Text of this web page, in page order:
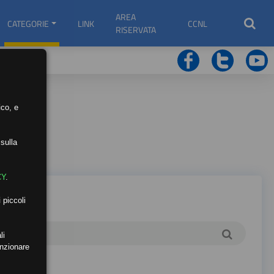
CATEGORIE LINK
AREA
RISERVATA
CCNL
e
.
piccoli